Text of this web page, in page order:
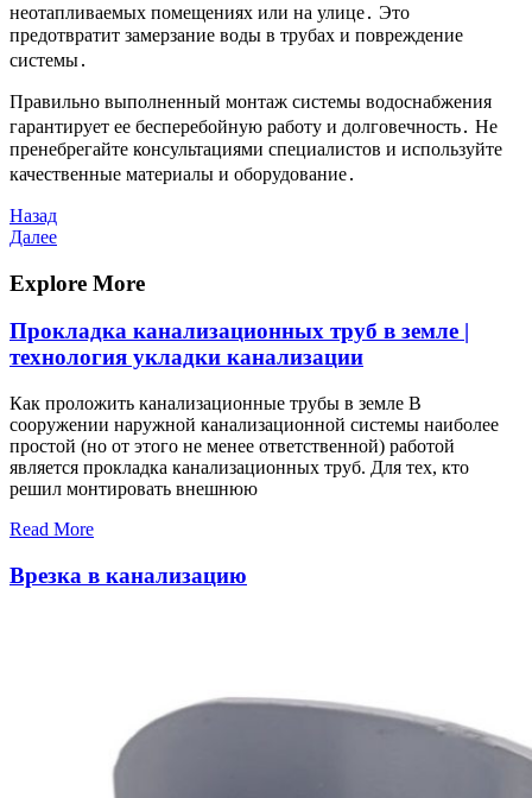
неотапливаемых помещениях или на улице․ Это
предотвратит замерзание воды в трубах и повреждение
системы․
Правильно выполненный монтаж системы водоснабжения
гарантирует ее бесперебойную работу и долговечность․ Не
пренебрегайте консультациями специалистов и используйте
качественные материалы и оборудование․
Навигация
по
записям
Предыдущая
запись
Назад
Следующая
Далее
Explore More
Прокладка канализационных труб в земле |
технология укладки канализации
Как проложить канализационные трубы в земле В
сооружении наружной канализационной системы наиболее
простой (но от этого не менее ответственной) работой
является прокладка канализационных труб. Для тех, кто
решил монтировать внешнюю
Read More
Врезка в канализацию